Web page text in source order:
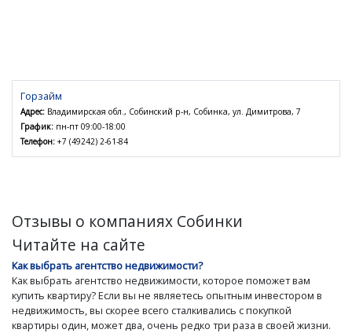
Горзайм
Адрес: Владимирская обл., Собинский р-н, Собинка, ул. Димитрова, 7
График: пн-пт 09:00-18:00
Телефон: +7 (49242) 2-61-84
Отзывы о компаниях Собинки
Читайте на сайте
Как выбрать агентство недвижимости?
Как выбрать агентство недвижимости, которое поможет вам
купить квартиру? Если вы не являетесь опытным инвестором в
недвижимость, вы скорее всего сталкивались с покупкой
квартиры один, может два, очень редко три раза в своей жизни.